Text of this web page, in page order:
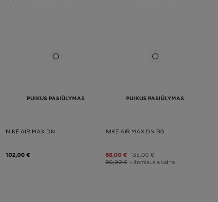
PUIKUS PASIŪLYMAS
NIKE AIR MAX DN
102,00 €
PUIKUS PASIŪLYMAS
NIKE AIR MAX DN BG
68,00 € 135,00 €
80,00 € – žemiausia kaina